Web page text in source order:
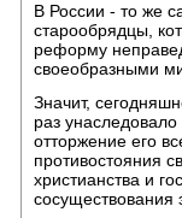
В России - то же
старообрядцы,
реформу
своеобразными
Значит,
раз
отторжение его
противостояния
христианства и
сосуществования